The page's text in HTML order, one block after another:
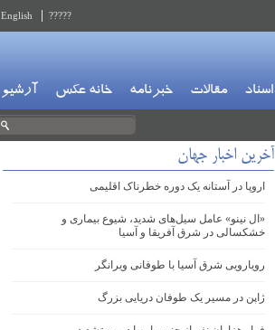
?????
English
اسناد مقالات خبرنامه خانه عکس آرشیو
آخرین اخبار جهان
اروپا در آستانه یک دوره خطرناک اقلیمی
«ال نینو» عامل سیل‌های شدید، شیوع بیماری و
خشکسالی در شرق آفریقا و آسیا
رویارویی شرق آسیا با طوفانی ویرانگر
ژاپن در مسیر یک طوفان دریایی بزرگ